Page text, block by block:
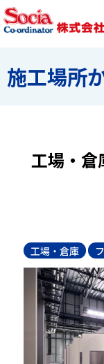
施工場所
工場・倉
工場・倉庫